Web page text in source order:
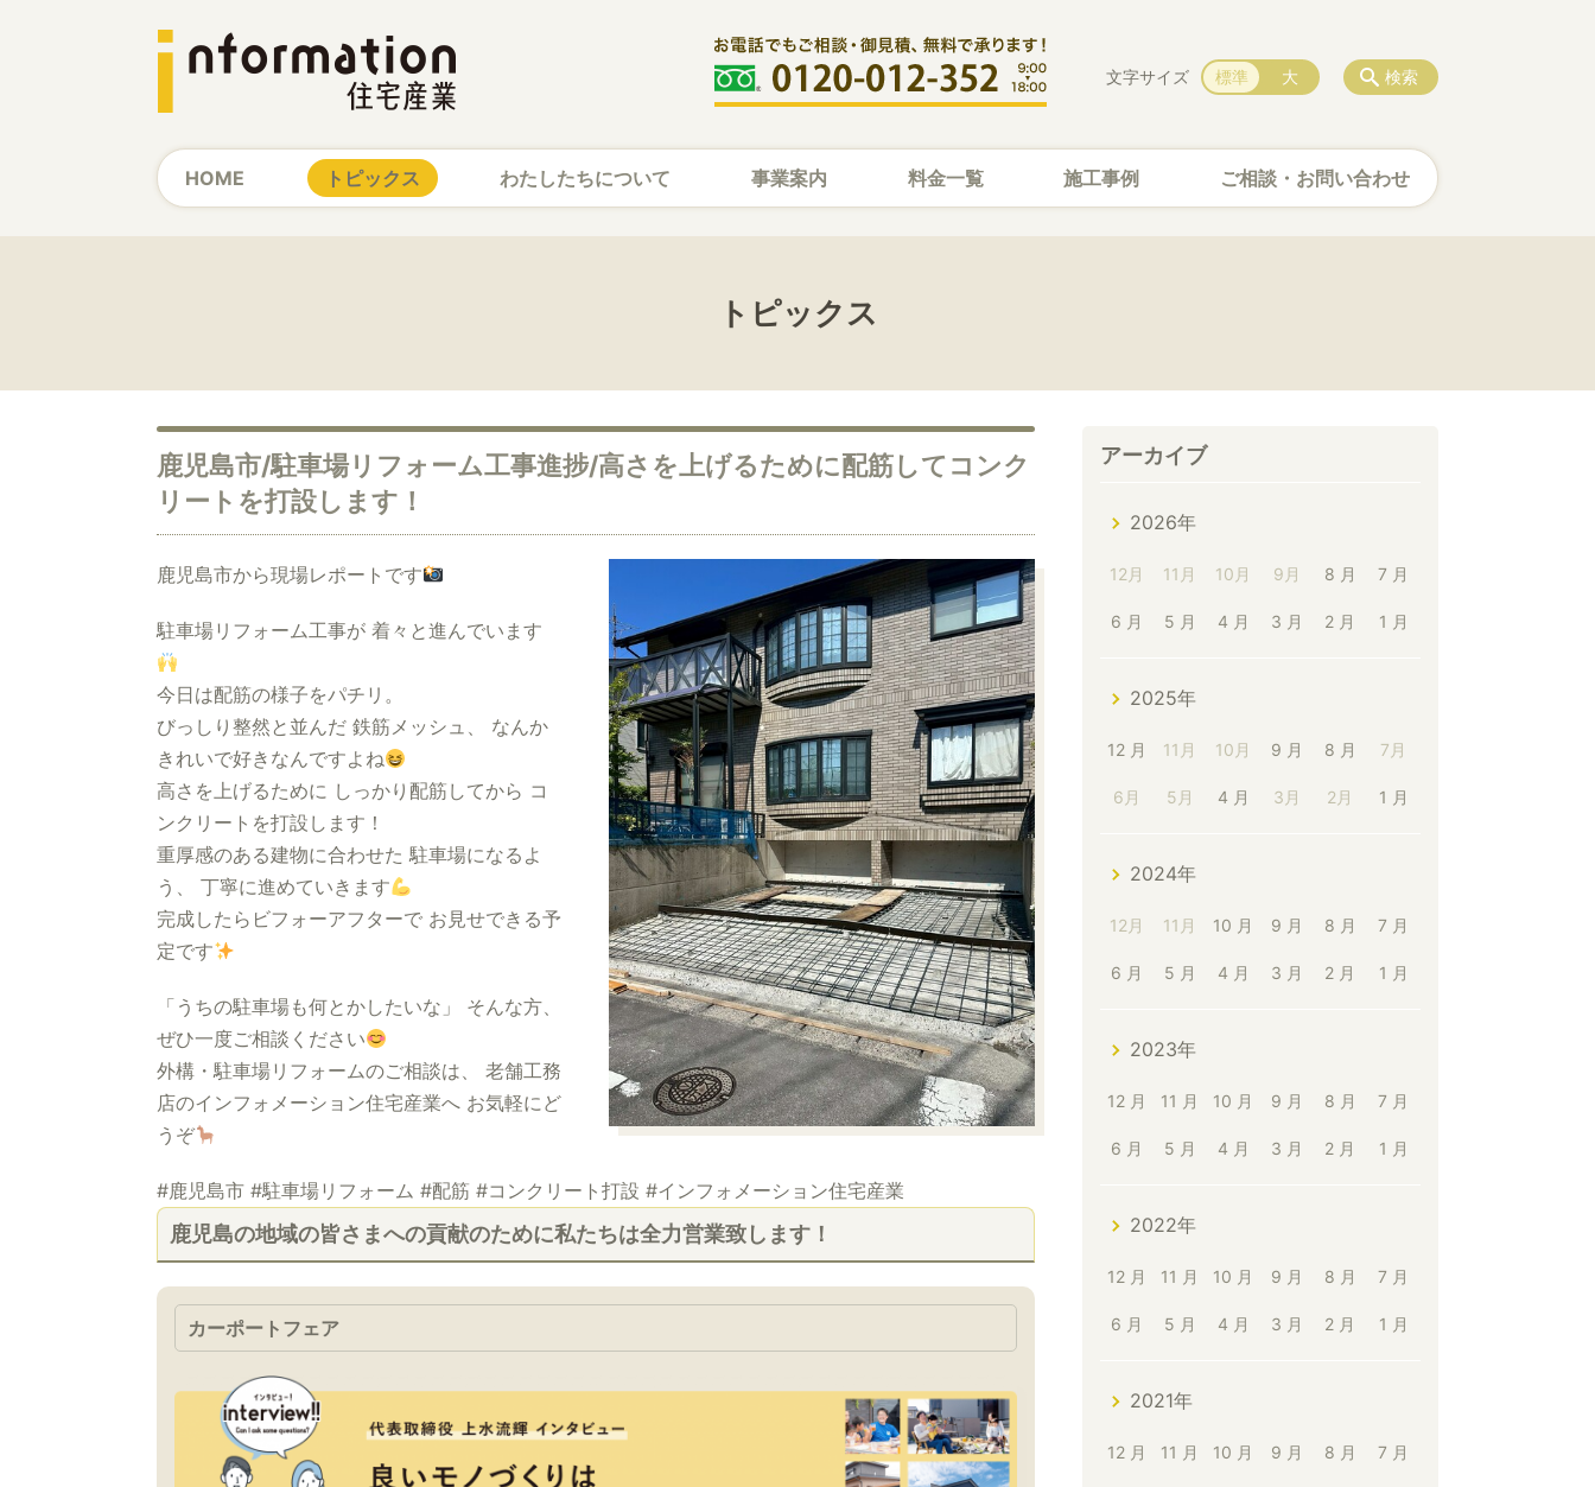
HOME トピックス わたしたちについて 事業案内 料金一覧 施工事例 ご相談・お問い合わせ
検索
文字サイズ 標準 大
トピックス
鹿児島市/駐車場リフォーム工事進捗/高さを上げるために配筋してコンク
リートを打設します！
鹿児島市から現場レポートです
駐車場リフォーム工事が 着々と進んでいます
今日は配筋の様子をパチリ。
びっしり整然と並んだ 鉄筋メッシュ、 なんか
きれいで好きなんですよね
高さを上げるために しっかり配筋してから コ
ンクリートを打設します！
重厚感のある建物に合わせた 駐車場になるよ
う、 丁寧に進めていきます
完成したらビフォーアフターで お見せできる予
定です
「うちの駐車場も何とかしたいな」 そんな方、
ぜひ一度ご相談ください
外構・駐車場リフォームのご相談は、 老舗工務
店のインフォメーション住宅産業へ お気軽にど
うぞ
#鹿児島市 #駐車場リフォーム #配筋 #コンクリート打設 #インフォメーション住宅産業
鹿児島の地域の皆さまへの貢献のために私たちは全力営業致します！
カーポートフェア
アーカイブ
2026年
12月 11月 10月 9月 8 月 7 月
6 月 5 月 4 月 3 月 2 月 1 月
2025年
12 月 11月 10月 9 月 8 月 7月
6月 5月 4 月 3月 2月 1 月
2024年
12月 11月 10 月 9 月 8 月 7 月
6 月 5 月 4 月 3 月 2 月 1 月
2023年
12 月 11 月 10 月 9 月 8 月 7 月
6 月 5 月 4 月 3 月 2 月 1 月
2022年
12 月 11 月 10 月 9 月 8 月 7 月
6 月 5 月 4 月 3 月 2 月 1 月
2021年
12 月 11 月 10 月 9 月 8 月 7 月